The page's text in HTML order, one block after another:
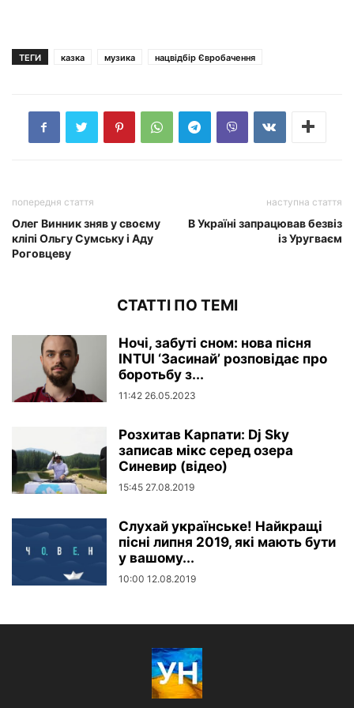
ТЕГИ казка музика нацвідбір Євробачення
попередня стаття
Олег Винник зняв у своєму
кліпі Ольгу Сумську і Аду
Роговцеву
наступна стаття
В Україні запрацював безвіз
із Уругваєм
СТАТТІ ПО ТЕМІ
Ночі, забуті сном: нова пісня
INTUI ‘Засинай’ розповідає про
боротьбу з...
11:42 26.05.2023
Розхитав Карпати: Dj Sky
записав мікс серед озера
Синевир (відео)
15:45 27.08.2019
Слухай українське! Найкращі
пісні липня 2019, які мають бути
у вашому...
10:00 12.08.2019